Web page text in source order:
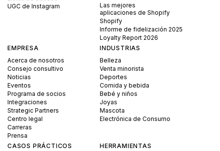
UGC de Instagram
Las mejores
aplicaciones de Shopify
Shopify
Informe de fidelización 2025
Loyalty Report 2026
EMPRESA
Acerca de nosotros
Consejo consultivo
Noticias
Eventos
Programa de socios
Integraciones
Strategic Partners
Centro legal
Carreras
Prensa
INDUSTRIAS
Belleza
Venta minorista
Deportes
Comida y bebida
Bebé y niños
Joyas
Mascota
Electrónica de Consumo
CASOS PRÁCTICOS HERRAMIENTAS